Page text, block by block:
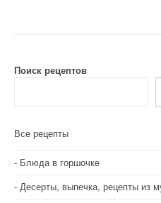
Поиск рецептов
Все рецепты
Блюда в горшочке
Десерты, выпечка, рецепты из